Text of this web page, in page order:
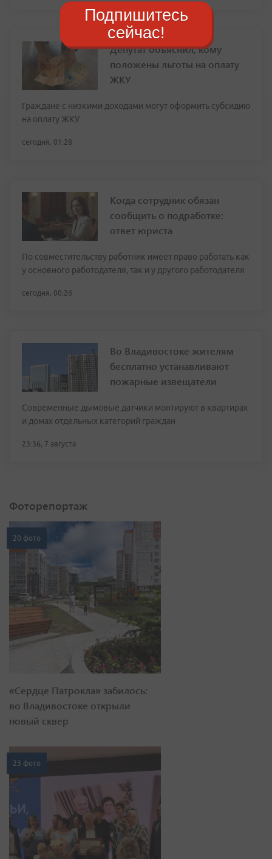
Депутат объяснил, кому
положены льготы на оплату
ЖКУ
Граждане с низкими доходами могут оформить субсидию
на оплату ЖКУ
сегодня, 01:28
Когда сотрудник обязан
сообщить о подработке:
ответ юриста
По совместительству работник имеет право работать как
у основного работодателя, так и у другого работодателя
сегодня, 00:26
Во Владивостоке жителям
бесплатно устанавливают
пожарные извещатели
Современные дымовые датчики монтируют в квартирах
и домах отдельных категорий граждан
23:36, 7 августа
Фоторепортаж
20 фото
«Сердце Патрокла» забилось:
во Владивостоке открыли
новый сквер
23 фото
Подпишитесь
сейчас!